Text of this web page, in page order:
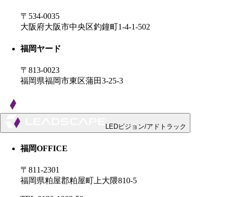
〒534-0035
大阪府大阪市中央区釣鐘町1-4-1-502
福岡ヤード
〒813-0023
福岡県福岡市東区蒲田3-25-3
LEDビジョン/アドトラック
福岡OFFICE
〒811-2301
福岡県粕屋郡粕屋町上大隈810-5